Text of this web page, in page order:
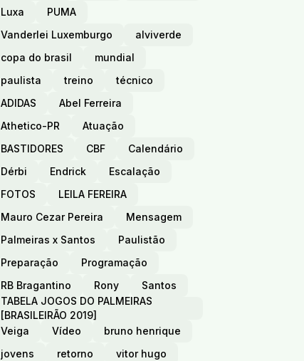
Luxa
PUMA
Vanderlei Luxemburgo
alviverde
copa do brasil
mundial
paulista
treino
técnico
ADIDAS
Abel Ferreira
Athetico-PR
Atuação
BASTIDORES
CBF
Calendário
Dérbi
Endrick
Escalação
FOTOS
LEILA FEREIRA
Mauro Cezar Pereira
Mensagem
Palmeiras x Santos
Paulistão
Preparação
Programação
RB Bragantino
Rony
Santos
TABELA JOGOS DO PALMEIRAS
[BRASILEIRÃO 2019]
Veiga
Vídeo
bruno henrique
jovens
retorno vitor hugo